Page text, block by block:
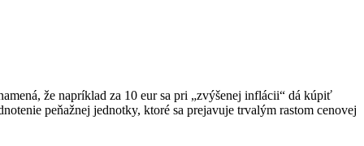
že napríklad za 10 eur sa pri „zvýšenej inflácii“ dá kúpiť
peňažnej jednotky, ktoré sa prejavuje trvalým rastom cenovej